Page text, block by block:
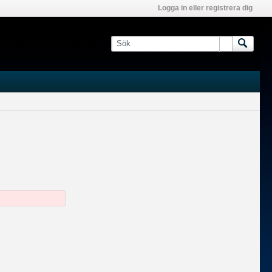
Logga in eller registrera dig